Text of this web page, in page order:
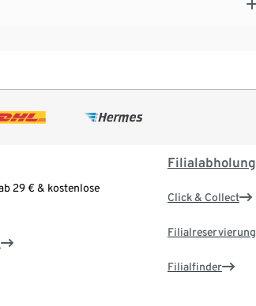
29 € & kostenlose
Filialabholung
Click & Collect
Filialreservierung
Filialfinder